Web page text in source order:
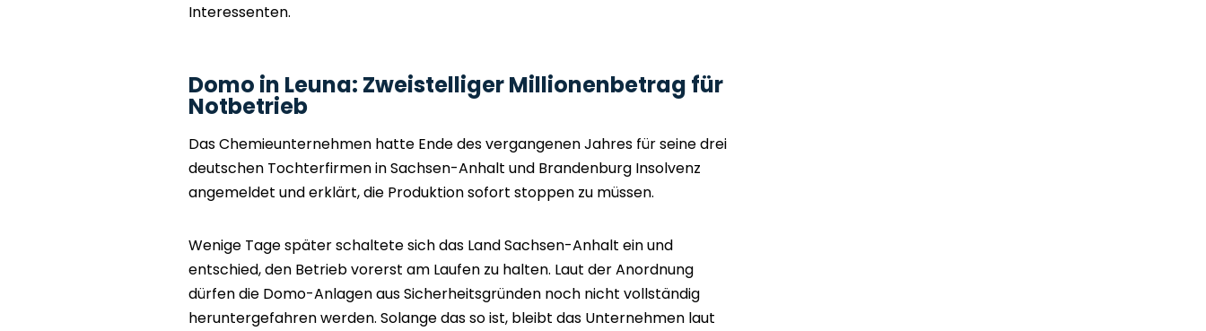
Interessenten.
Domo in Leuna: Zweistelliger Millionenbetrag für
Notbetrieb
Das Chemieunternehmen hatte Ende des vergangenen Jahres für seine drei
deutschen Tochterfirmen in Sachsen-Anhalt und Brandenburg Insolvenz
angemeldet und erklärt, die Produktion sofort stoppen zu müssen.
Wenige Tage später schaltete sich das Land Sachsen-Anhalt ein und
entschied, den Betrieb vorerst am Laufen zu halten. Laut der Anordnung
dürfen die Domo-Anlagen aus Sicherheitsgründen noch nicht vollständig
heruntergefahren werden. Solange das so ist, bleibt das Unternehmen laut